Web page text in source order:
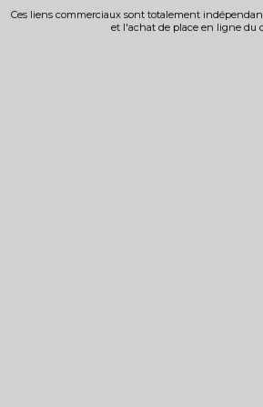
Ces liens commerciaux sont totalement
et l'achat de place en ligne du